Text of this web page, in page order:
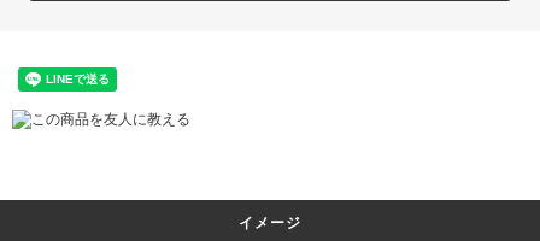
この商品を友人に教える
イメージ